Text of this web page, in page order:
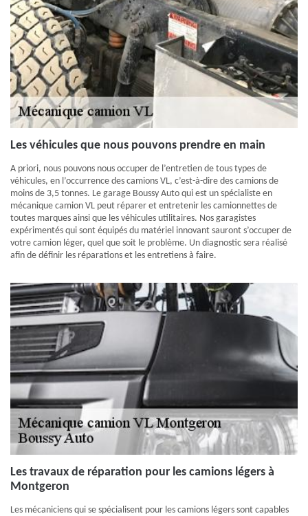
Les véhicules que nous pouvons prendre en main
A priori, nous pouvons nous occuper de l’entretien de tous types de
véhicules, en l’occurrence des camions VL, c’est-à-dire des camions de
moins de 3,5 tonnes. Le garage Boussy Auto qui est un spécialiste en
mécanique camion VL peut réparer et entretenir les camionnettes de
toutes marques ainsi que les véhicules utilitaires. Nos garagistes
expérimentés qui sont équipés du matériel innovant sauront s’occuper de
votre camion léger, quel que soit le problème. Un diagnostic sera réalisé
afin de définir les réparations et les entretiens à faire.
Les travaux de réparation pour les camions légers à
Montgeron
Les mécaniciens qui se spécialisent pour les camions légers sont capables